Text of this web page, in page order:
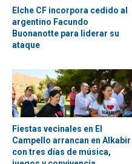
Elche CF incorpora cedido al
argentino Facundo
Buonanotte para liderar su
ataque
Fiestas vecinales en El
Campello arrancan en Alkabir
con tres días de música,